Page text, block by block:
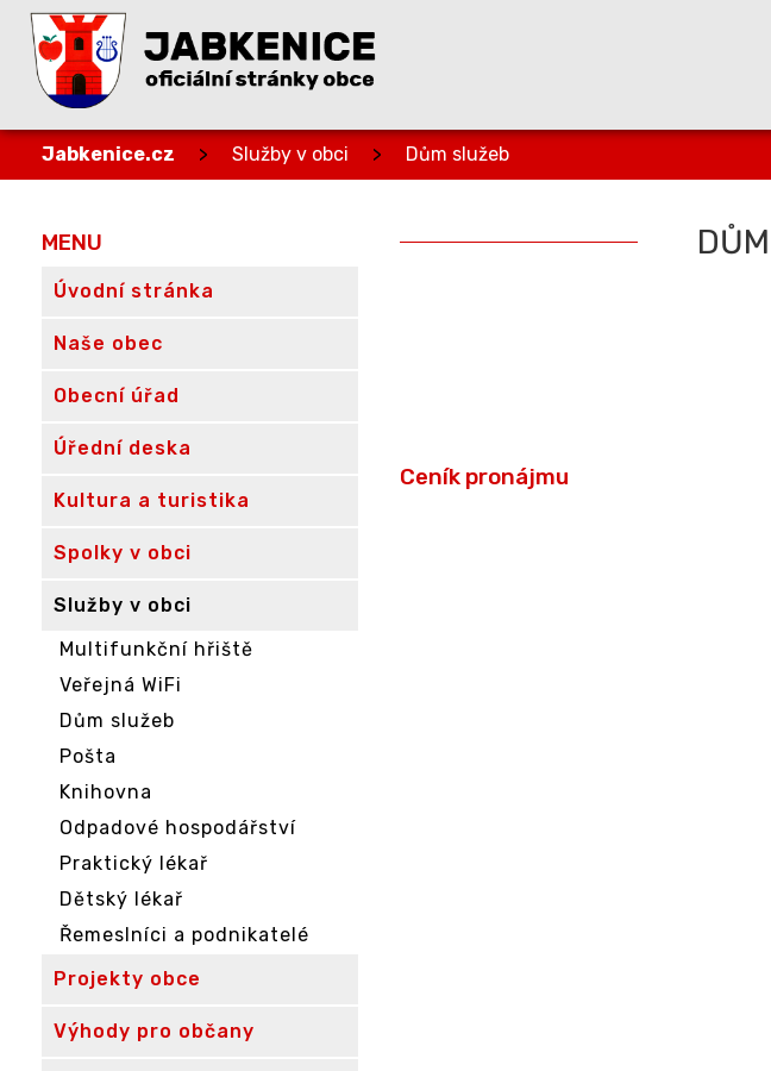
Jabkenice.cz > Služby v obci > Dům služeb
MENU
Úvodní stránka
Naše obec
Obecní úřad
Úřední deska
Kultura a turistika
Spolky v obci
Služby v obci
Multifunkční hřiště
Veřejná WiFi
Dům služeb
Pošta
Knihovna
Odpadové hospodářství
Praktický lékař
Dětský lékař
Řemeslníci a podnikatelé
Projekty obce
Výhody pro občany
Ceník pronájmu